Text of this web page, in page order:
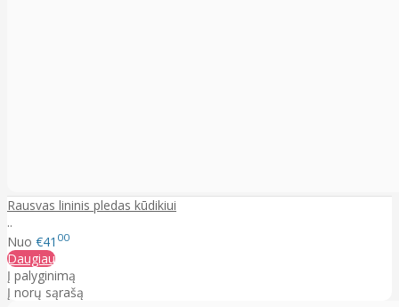
Rausvas lininis pledas kūdikiui
..
Nuo €41 00
Daugiau
Į palyginimą
Į norų sąrašą